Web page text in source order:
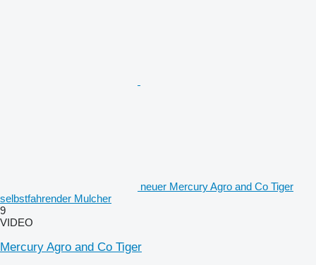
neuer Mercury Agro and Co Tiger
selbstfahrender Mulcher
9
VIDEO
Mercury Agro and Co Tiger